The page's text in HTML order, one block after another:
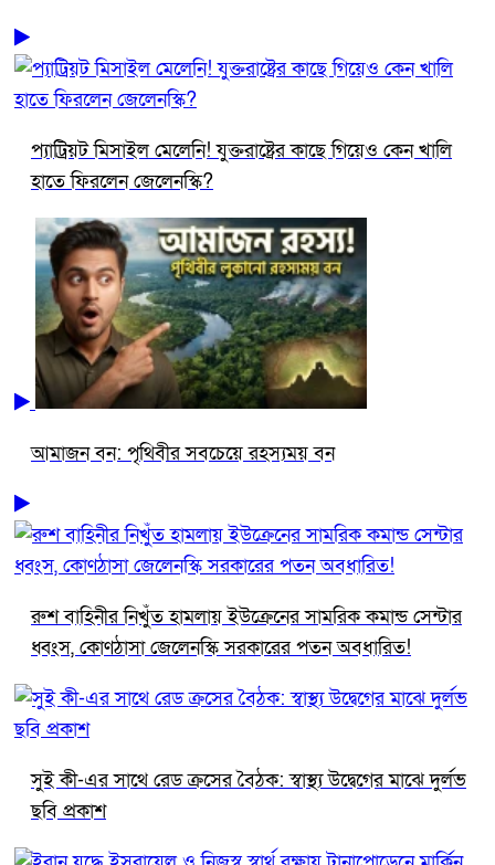
প্যাট্রিয়ট মিসাইল মেলেনি! যুক্তরাষ্ট্রের কাছে গিয়েও কেন খালি
হাতে ফিরলেন জেলেনস্কি?
আমাজন বন: পৃথিবীর সবচেয়ে রহস্যময় বন
রুশ বাহিনীর নিখুঁত হামলায় ইউক্রেনের সামরিক কমান্ড সেন্টার
ধ্বংস, কোণঠাসা জেলেনস্কি সরকারের পতন অবধারিত!
সুই কী-এর সাথে রেড ক্রসের বৈঠক: স্বাস্থ্য উদ্বেগের মাঝে দুর্লভ
ছবি প্রকাশ